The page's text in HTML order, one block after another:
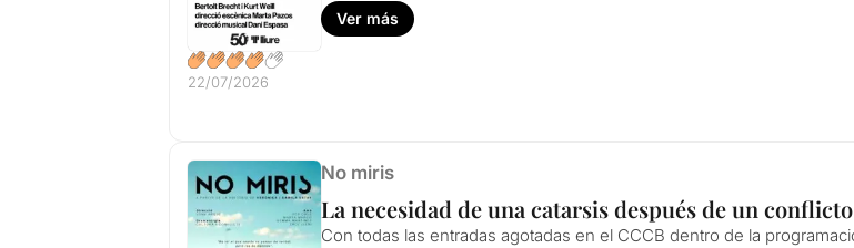
22/07/2026
Ver más
No miris
La necesidad de una catarsis después de un
Con todas las entradas agotadas en el CCCB dentro de la